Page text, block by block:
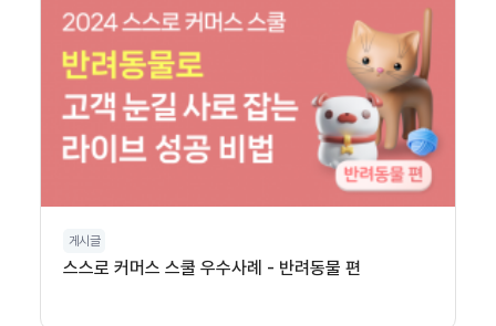
게시글
스스로 커머스 스쿨 우수사례 - 반려동물 편